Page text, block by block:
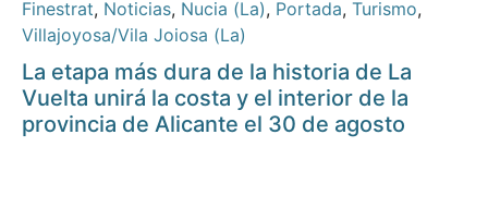
Finestrat, Noticias, Nucia (La), Portada, Turismo,
Villajoyosa/Vila Joiosa (La)
La etapa más dura de la historia de La
Vuelta unirá la costa y el interior de la
provincia de Alicante el 30 de agosto